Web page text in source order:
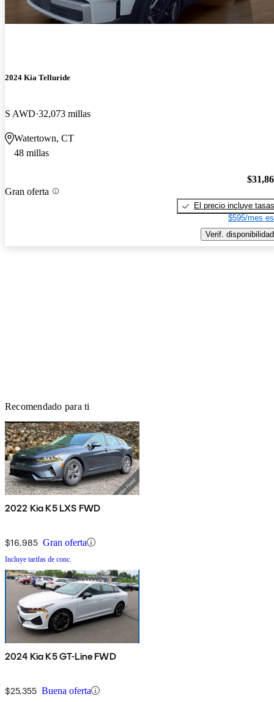
2024 Kia Telluride
S AWD 32,073 millas
Watertown, CT
48 millas
Gran oferta
El precio incluye tasas
$595/mes
Verif. disponibilidad
Recomendado para ti
2022 Kia K5 LXS FWD
$16,985 Gran oferta
Incluye tarifas de conc.
2024 Kia K5 GT-Line FWD
$25,355 Buena oferta